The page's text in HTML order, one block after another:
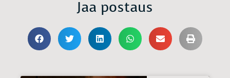
Jaa postaus